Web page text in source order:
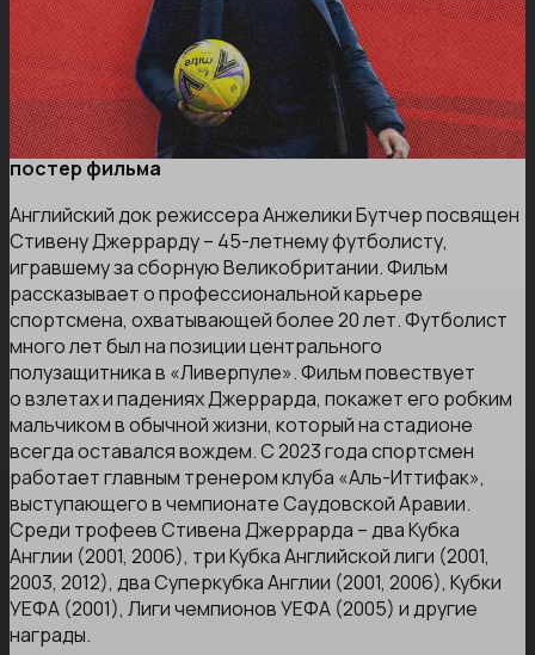
постер фильма
Английский док режиссера Анжелики Бутчер посвящен
Стивену Джеррарду – 45-летнему футболисту,
игравшему за сборную Великобритании. Фильм
рассказывает о профессиональной карьере
спортсмена, охватывающей более 20 лет. Футболист
много лет был на позиции центрального
полузащитника в «Ливерпуле». Фильм повествует
о взлетах и падениях Джеррарда, покажет его робким
мальчиком в обычной жизни, который на стадионе
всегда оставался вождем. С 2023 года спортсмен
работает главным тренером клуба «Аль-Иттифак»,
выступающего в чемпионате Саудовской Аравии.
Среди трофеев Стивена Джеррарда – два Кубка
Англии (2001, 2006), три Кубка Английской лиги (2001,
2003, 2012), два Суперкубка Англии (2001, 2006), Кубки
УЕФА (2001), Лиги чемпионов УЕФА (2005) и другие
награды.